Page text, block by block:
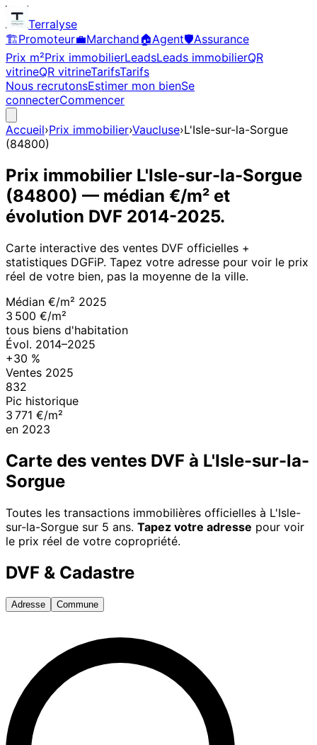
Terralyse
🏗️Promoteur💼Marchand🏠Agent🛡️Assurance
Prix m²Prix immobilierLeadsLeads immobilierQR
vitrineQR vitrineTarifsTarifs
Nous recrutonsEstimer mon bienSe
connecterCommencer
Accueil›Prix immobilier›Vaucluse›L'Isle-sur-la-Sorgue
(84800)
Prix immobilier L'Isle-sur-la-Sorgue
(84800) — médian €/m² et
évolution DVF 2014-2025.
Carte interactive des ventes DVF officielles +
statistiques DGFiP. Tapez votre adresse pour voir le prix
réel de votre bien, pas la moyenne de la ville.
Médian €/m² 2025
3 500 €/m²
tous biens d'habitation
Évol. 2014–2025
+30 %
Ventes 2025
832
Pic historique
3 771 €/m²
en 2023
Carte des ventes DVF à L'Isle-sur-la-
Sorgue
Toutes les transactions immobilières officielles à L'Isle-
sur-la-Sorgue sur 5 ans. Tapez votre adresse pour voir
le prix réel de votre copropriété.
DVF & Cadastre
Adresse Commune